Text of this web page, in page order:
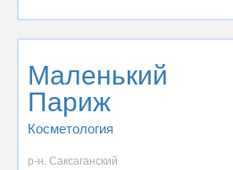
Маленький
Париж
Косметология
р-н. Саксаганский